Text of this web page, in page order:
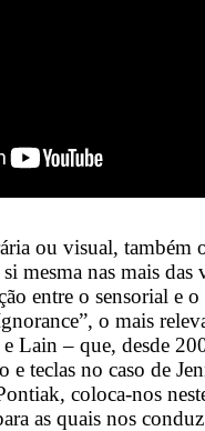
ou visual, também
mesma nas mais das
entre o sensorial e
o mais
Lain – que, desde
e teclas no caso de
coloca-nos
as quais nos